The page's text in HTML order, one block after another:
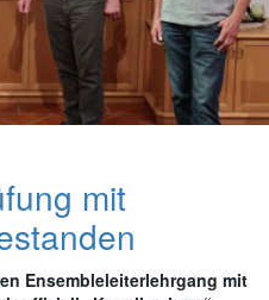
mit
Ensembleleiterlehrgang mit